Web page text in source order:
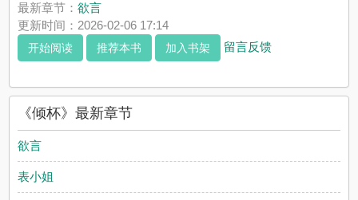
（妹）×清冷禁欲伪君子（哥）ps：虐恋情深/真骨/1v1/古言架空
最新章节：欲言
更新时间：2026-02-06 17:14
开始阅读 推荐本书 加入书架 留言反馈
《倾杯》最新章节
欲言
表小姐